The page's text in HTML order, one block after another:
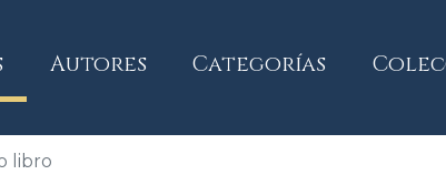
(current)
Autores Categorías
libro